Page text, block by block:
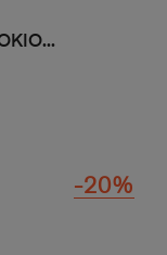
-20%